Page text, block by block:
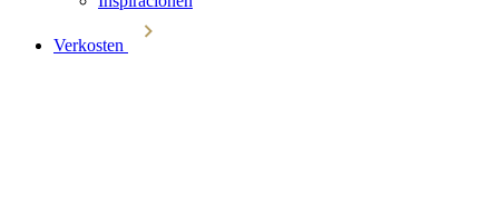
Verkosten